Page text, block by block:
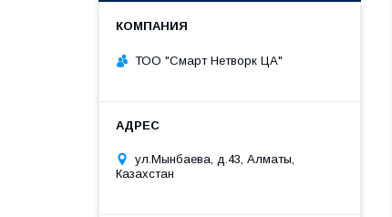
ТОО "Смарт Нетворк ЦА"
ул.Мынбаева, д.43, Алматы,
Казахстан